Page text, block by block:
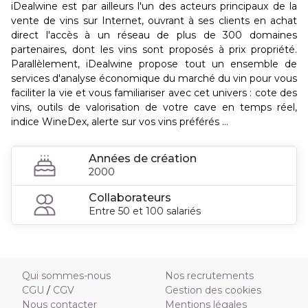
iDealwine est par ailleurs l'un des acteurs principaux de la
vente de vins sur Internet, ouvrant à ses clients en achat
direct l'accès à un réseau de plus de 300 domaines
partenaires, dont les vins sont proposés à prix propriété.
Parallèlement, iDealwine propose tout un ensemble de
services d'analyse économique du marché du vin pour vous
faciliter la vie et vous familiariser avec cet univers : cote des
vins, outils de valorisation de votre cave en temps réel,
indice WineDex, alerte sur vos vins préférés ...
Années de création
2000
Collaborateurs
Entre 50 et 100 salariés
Qui sommes-nous
CGU / CGV
Nous contacter
Nos recrutements
Gestion des cookies
Mentions légales